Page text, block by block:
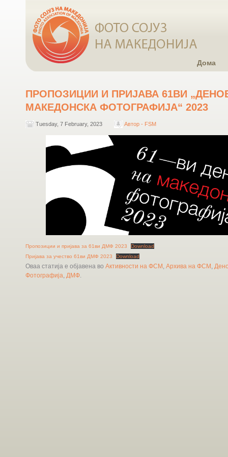
Дома
ПРОПОЗИЦИИ И ПРИЈАВА 61ВИ
МАКЕДОНСКА ФОТОГРАФИЈА“ 2023
Tuesday, 7 February, 2023 Автор - FSM
Пропозиции и пријава за 61ви ДМФ 2023
Download
Пријава за учество 61ви ДМФ 2023
Download
Оваа статија е објавена во Активности на ФСМ , Архива на ФСМ ,
Фотографија, ДМФ.